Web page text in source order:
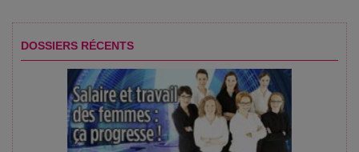
DOSSIERS RÉCENTS